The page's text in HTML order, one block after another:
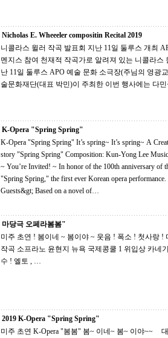
Nicholas E. Wheeeler compositin Recital 2019
니콜라스 윌러 작곡 발표회 지난 11일 둘루스 개최 APO 예술문화재단 주최...피아니스트 게리
멘지스 참여 천재적 작곡가로 알려져 있는 니콜라스 윌러(Nicholas Wheeler)의 작곡 발표회가 지
난 11일 둘루스 APO 예술 문화 소극장(주님의 영광교회)에서 개최됐
술문화재단(대표 박민)이 주최한 이번 행사에는 다
K-Opera "Spring Spring"
K-Opera "Spring Spring" It’s spring~ It’s spring~ A Creative Korean Opera~! Yu-jung Kim’s short
story "Spring Spring" Composition: Kun-Yong Lee Music Director: Hyun-Ji Yoon Conductor: Min Park
~ You’re Invited! ~ In honor of the 100th anniversary of the March 1st Movement, we invite you to
"Spring Spring," the first ever Korean opera performance. &lt;Performance Details and Special
Guests&gt; Based on a novel of…
마당극 오페라봄봄"
미주 초연 ! 봄이네 ~ 봄이야 ~ 웃음 ! 폭소 ! 첫사랑 ! 마당극 오페라 ! 봄봄 김유정 원작 이건용
작곡 소프라노 윤현지 뉴욕 국제콩쿨 1 위입상 카네기 홀 데뷔 테너허정민 오페라 뮤지컬의 진
수 ! 엘토 , …
2019 K-Opera "Spring Spring"
미주 초연 K-Opera "봄봄" 봄~ 이네~ 봄~ 이야~~ 대한민국 창작 오페라! 김유정의 단편소설